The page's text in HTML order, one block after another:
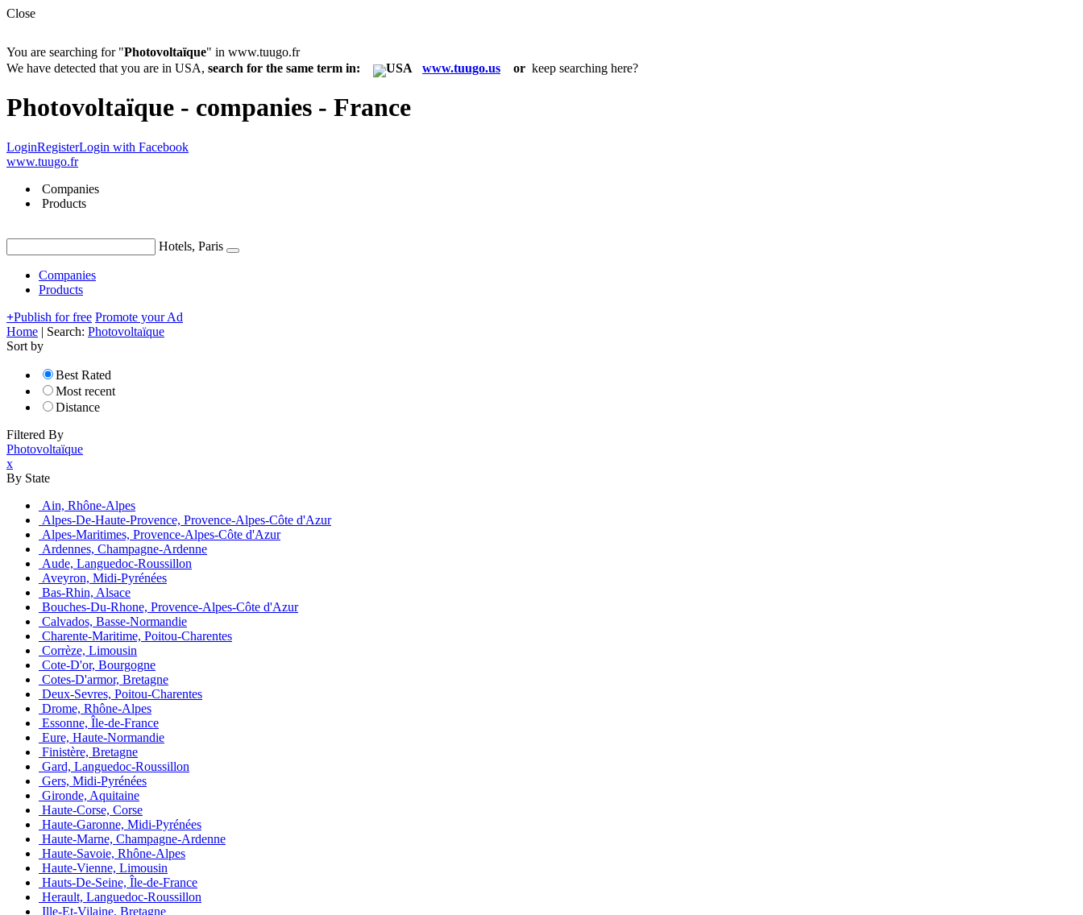
Close
You are searching for "Photovoltaïque" in www.tuugo.fr
We have detected that you are in USA, search for the same term in: www.tuugo.us or keep searching here?
Photovoltaïque - companies - France
LoginRegisterLogin with Facebook
www.tuugo.fr
Companies
Products
Hotels, Paris
Companies
Products
+Publish for free Promote your Ad
Home | Search: Photovoltaïque
Sort by
Best Rated
Most recent
Distance
Filtered By
Photovoltaïque
x
By State
Ain, Rhône-Alpes
Alpes-De-Haute-Provence, Provence-Alpes-Côte d'Azur
Alpes-Maritimes, Provence-Alpes-Côte d'Azur
Ardennes, Champagne-Ardenne
Aude, Languedoc-Roussillon
Aveyron, Midi-Pyrénées
Bas-Rhin, Alsace
Bouches-Du-Rhone, Provence-Alpes-Côte d'Azur
Calvados, Basse-Normandie
Charente-Maritime, Poitou-Charentes
Corrèze, Limousin
Cote-D'or, Bourgogne
Cotes-D'armor, Bretagne
Deux-Sevres, Poitou-Charentes
Drome, Rhône-Alpes
Essonne, Île-de-France
Eure, Haute-Normandie
Finistère, Bretagne
Gard, Languedoc-Roussillon
Gers, Midi-Pyrénées
Gironde, Aquitaine
Haute-Corse, Corse
Haute-Garonne, Midi-Pyrénées
Haute-Marne, Champagne-Ardenne
Haute-Savoie, Rhône-Alpes
Haute-Vienne, Limousin
Hauts-De-Seine, Île-de-France
Herault, Languedoc-Roussillon
Ille-Et-Vilaine, Bretagne